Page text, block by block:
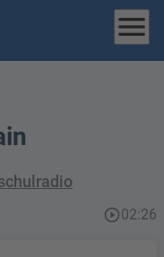
menu
play_circle_outline02:26